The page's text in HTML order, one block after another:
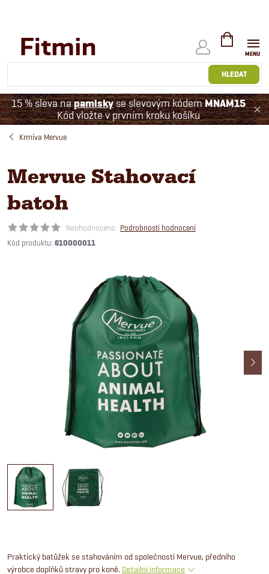
HLEDAT
NÁKUPNÍ
KOŠÍK
15 % sleva napamlskyse slevovým kódemMNAM15
Kód vložte v prvním kroku košíku
Krmiva Mervue
Mervue Stahovací
batoh
Neohodnoceno
Podrobnosti hodnocení
Kód produktu: 610000011
Praktický batůžek se stahováním od společnosti Mervue, předního
výrobce doplňků stravy pro koně. Detailní informace